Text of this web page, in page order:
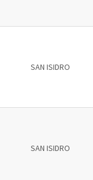
SAN ISIDRO
SAN ISIDRO